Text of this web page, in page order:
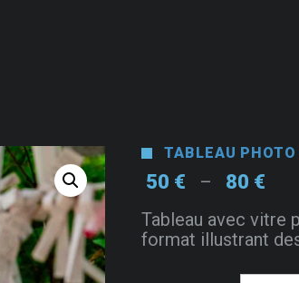
TABLEAU
50 € – 80 €
50
Tableau avec vitre
format illustrant